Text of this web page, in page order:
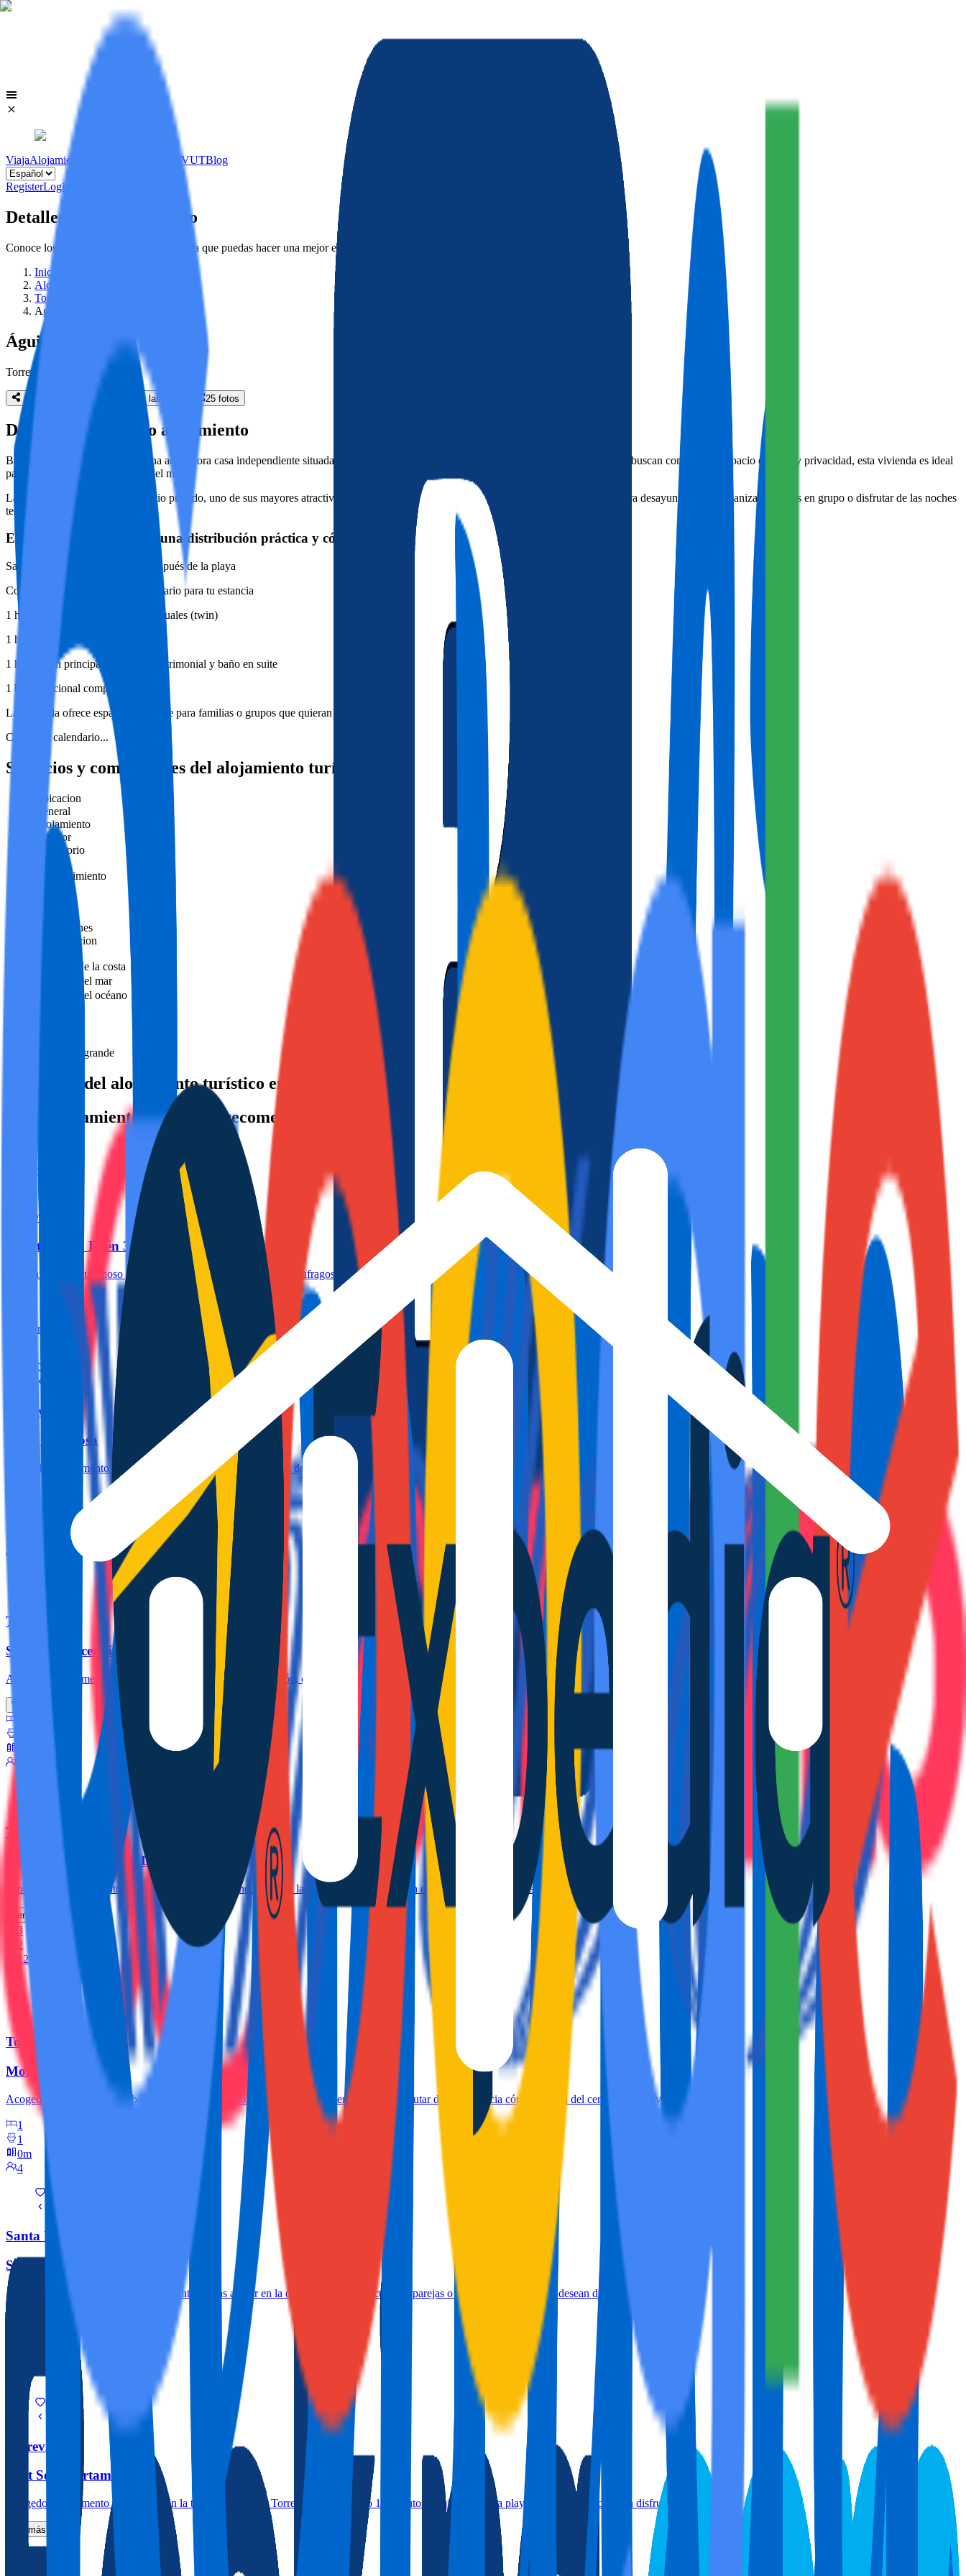
ViajaAlojamientos Licencias VUTBlog
RegisterLogin
Detalles de tu alojamiento
Conoce los detalles de tu alojamiento, para que puedas hacer una mejor eleccion segun tus necesidades.
Inicio
Alojamientos
Torrevieja
Aguilas Home
Águilas Home
Torrevieja
Compartir Mostrar todas las fotos 25fotos
Detalles de tu futuro alojamiento
Bienvenidos a Águilas Home, una acogedora casa independiente situada en Plaza de las Águilas nº 22, Torrevieja. Diseñada para quienes buscan comodidad, espacio exterior y privacidad, esta vivienda es ideal
para vacaciones relajadas cerca del mar.
La casa destaca por su amplio patio privado, uno de sus mayores atractivos. Equipado con mesas, sillas y barbacoa, es el lugar perfecto para desayunar al sol, organizar comidas en grupo o disfrutar de las noches
templadas al aire libre.
En el interior encontrarás una distribución práctica y cómoda:
Salón acogedor para descansar después de la playa
Cocina equipada con todo lo necesario para tu estancia
1 habitación con dos camas individuales (twin)
1 habitación con cama matrimonial
1 habitación principal con cama matrimonial y baño en suite
1 baño adicional completo
La vivienda ofrece espacio suficiente para familias o grupos que quieran compartir vacaciones sin renunciar a su comodidad.
Cargando calendario...
Servicios y comodidades del alojamiento turístico
Ubicacion
General
Alojamiento
Exterior
Dormitorio
Entretenimiento
Instalaciones
Climatizacion
Cerca de la costa
Cerca del mar
Cerca del océano
Pueblo grande
Ubicación del alojamiento turístico en el mapa
Otros alojamientos turísticos recomendados
Torrevieja
Apartamento Edén 3C: Los Naufragos Beach Area
Un apartamento luminoso y acogedor cerca de la Playa de los Náufragos, con piscina comunitaria y todas las comodidades para disfrutar de Torrevie...
60.0m
Torrevieja
Doña Sinforosa
Acogedor apartamento a solo 2 minutos caminando de la Playa del Acequión, con vistas al parque, terraza cerrada y todo lo necesario para disfruta...
Ver más
Torrevieja
Sea Breeze Acequión: Balcón a Pasos del Mar
Acogedor apartamento a pocos metros de la Playa del Acequión, con balcón, capacidad para hasta 5 huéspedes y todo lo necesario para disfrutar de ...
Ver más
Torrevieja
Blue Peak Apartment: Diseño Junto al Mar
Espectacular apartamento recién reformado en segunda línea de la Playa del Acequión, con diseño moderno, amplios espacios y un gran balcón con zo...
Ver más
3
2
120.1m
5
Torrevieja
Molino Apartment
Acogedor apartamento con balcón en la zona del Molino de Torrevieja, perfecto para disfrutar de una estancia cómoda cerca del centro y las playas...
1
1
0m
4
Santa Pola
Sky Sea Studio Santa Pola
Acogedor apartamento con impresionantes vistas al mar en la octava planta, perfecto para parejas o pequeñas familias que desean disfrutar de Sant...
Torrevieja
Petit Sol Apartament
Acogedor apartamento con piscina en la tranquila zona de Torre del Moro, a solo 10 minutos caminando de la playa. El lugar perfecto para disfruta...
Ver más